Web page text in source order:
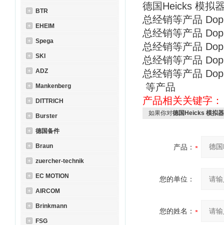
BTR
EHEIM
Spega
SKI
ADZ
Mankenberg
DITTRICH
Burster
德国备件
Braun
zuercher-technik
EC MOTION
AIRCOM
Brinkmann
FSG
德国Heicks 模拟
总经销等产品
总经销等产品
总经销等产品
总经销等产品
总经销等产品
等产品
产品相关关键字
如果你对德国Heicks 模拟
产品：
您的单位：
您的姓名：